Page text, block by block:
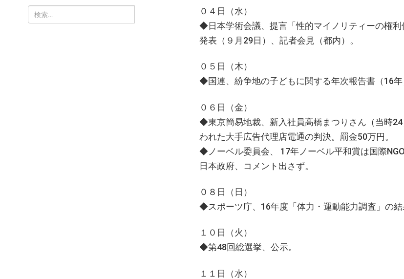
０４日（水）
◆日本学術会議、提言「性的マイノリティーの権
発表（９月29日）、記者会見（都内）。
０５日（木）
◆国連、紛争地の子どもに関する年次報告書（16年
０６日（金）
◆東京簡易地裁、新入社員高橋まつりさん（当時
われた大手広告代理店電通の判決。罰金50万円。
◆ノーベル委員会、 17年ノーベル平和賞は国際
日本政府、コメント出さず。
０８日（日）
◆スポーツ庁、16年度「体力・運動能力調査」の結
１０日（火）
◆第48回総選挙、公示。
１１日（水）
検
索: